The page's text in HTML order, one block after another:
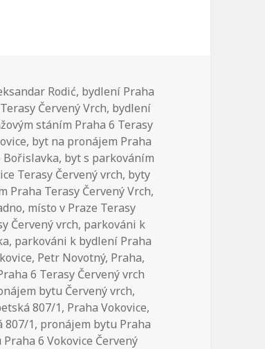
Rodić, bydlení Praha
Červený Vrch, bydlení
stáním Praha 6 Terasy
, byt na pronájem Praha
Bořislavka, byt s parkováním
Terasy Červený vrch, byty
Praha Terasy Červený Vrch,
, místo v Praze Terasy
Červený vrch, parkováni k
, parkováni k bydlení Praha
, Petr Novotný, Praha,
6 Terasy Červený vrch
bytu Červený vrch,
807/1, Praha Vokovice,
807/1, pronájem bytu Praha
6 Vokovice Červený